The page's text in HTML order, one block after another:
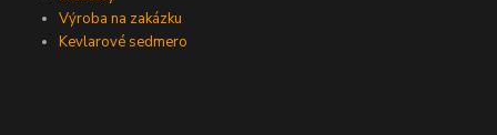
Výroba na zakázku
Kevlarové sedmero